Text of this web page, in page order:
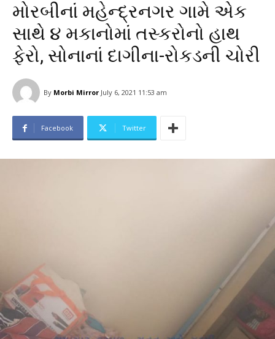
મોરબીનાં મહેન્દ્રનગર ગામે એક
સાથે ૪ મકાનોમાં તસ્કરોનો હાથ
ફેરો, સોનાનાં દાગીના-રોકડની ચોરી
By Morbi Mirror July 6, 2021 11:53 am
Facebook Twitter